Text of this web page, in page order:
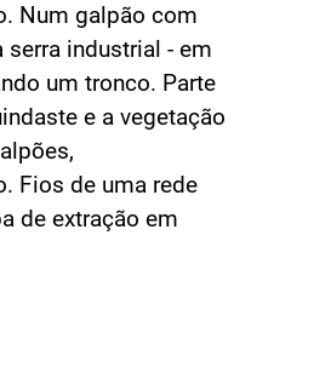
Num galpão com
industrial - em
um tronco. Parte
e a vegetação
Fios de uma rede
de extração em